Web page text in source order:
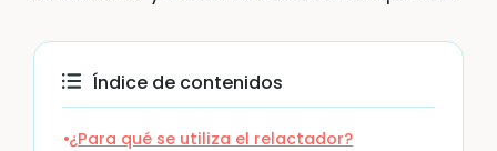
Índice de contenidos
¿Para qué se utiliza el relactador?